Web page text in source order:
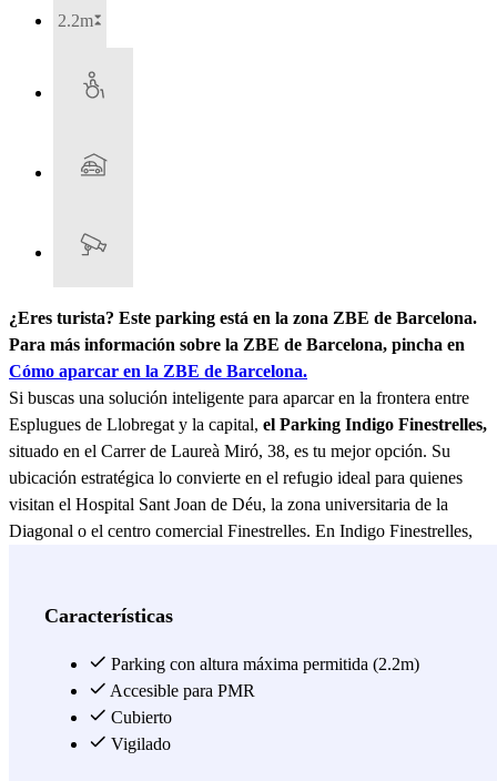
2.2m
¿Eres turista? Este parking está en la zona ZBE de Barcelona.
Para más información sobre la ZBE de Barcelona, pincha en
Cómo aparcar en la ZBE de Barcelona.
Si buscas una solución inteligente para aparcar en la frontera entre
Esplugues de Llobregat y la capital, el Parking Indigo Finestrelles,
situado en el Carrer de Laureà Miró, 38, es tu mejor opción. Su
ubicación estratégica lo convierte en el refugio ideal para quienes
visitan el Hospital Sant Joan de Déu, la zona universitaria de la
Diagonal o el centro comercial Finestrelles. En Indigo Finestrelles,
que preocuparte por nada. Abierto 24/7, adaptándose a tus planes ya
columnas imposibles; aquí aparcar es cómodo, rápido y seguro.
¿Sabías que la mejor forma de evitar imprevistos es planificar?
Reservando a través de Parclick o la App de Parclick. Reserva ahora
tu plaza en Indigo Finestrelles y llega a tu destino con una sonrisa.
Características
Parking con altura máxima permitida (2.2m)
Accesible para PMR
Cubierto
Vigilado